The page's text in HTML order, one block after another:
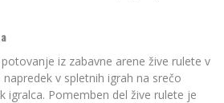
iz zabavne arene žive rulete v
v spletnih igrah na srečo
igralca. Pomemben del žive rulete je